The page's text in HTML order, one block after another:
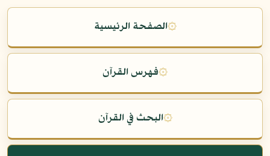
۞الصفحة الرئيسية
۞فهرس القرآن
۞البحث في القرآن